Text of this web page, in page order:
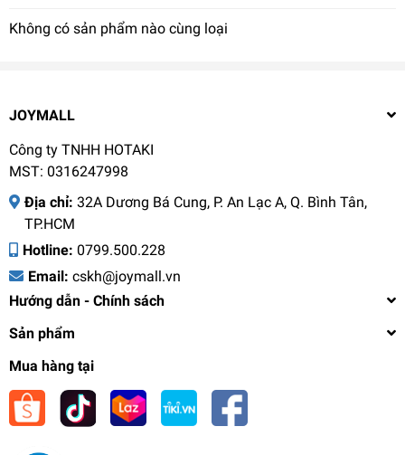
Không có sản phẩm nào cùng loại
JOYMALL
Công ty TNHH HOTAKI
MST: 0316247998
Địa chỉ: 32A Dương Bá Cung, P. An Lạc A, Q. Bình Tân,
TP.HCM
Hotline: 0799.500.228
Email: cskh@joymall.vn
Hướng dẫn - Chính sách
Sản phẩm
Mua hàng tại
Túi Đựng Bình Nước LocknLock Daily Tumbler